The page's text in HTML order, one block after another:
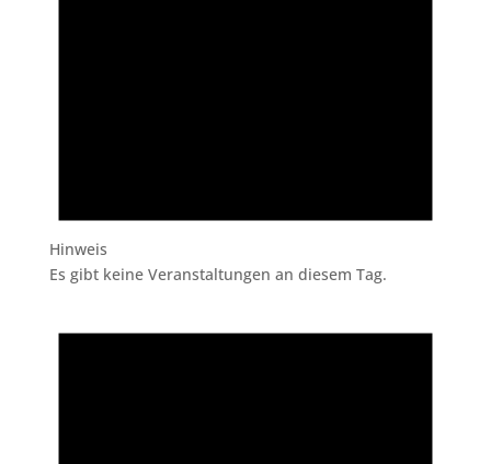
Hinweis
Es gibt keine Veranstaltungen an diesem Tag.